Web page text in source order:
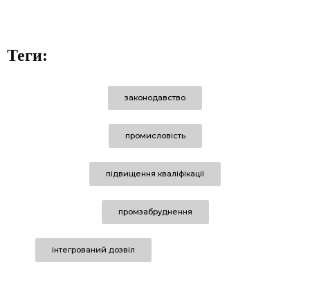
Теги:
законодавство
промисловість
підвищення кваліфікації
промзабруднення
інтегрований дозвіл